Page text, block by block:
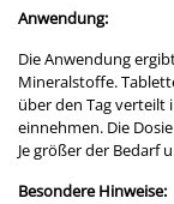
Anwendung:
Die Anwendung
Mineralstoffe.
über den Tag verteilt
einnehmen. Die
Je größer der Bedarf
Besondere Hinweise: